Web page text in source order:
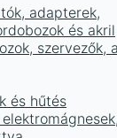
adapterek,
és akril
szervezők,
és hűtés